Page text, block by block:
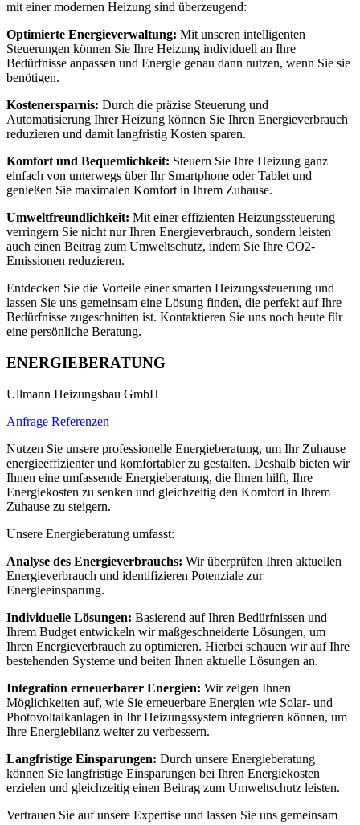
mit einer modernen Heizung sind überzeugend:
Optimierte Energieverwaltung: Mit unseren intelligenten
Steuerungen können Sie Ihre Heizung individuell an Ihre
Bedürfnisse anpassen und Energie genau dann nutzen, wenn Sie sie
benötigen.
Kostenersparnis: Durch die präzise Steuerung und
Automatisierung Ihrer Heizung können Sie Ihren Energieverbrauch
reduzieren und damit langfristig Kosten sparen.
Komfort und Bequemlichkeit: Steuern Sie Ihre Heizung ganz
einfach von unterwegs über Ihr Smartphone oder Tablet und
genießen Sie maximalen Komfort in Ihrem Zuhause.
Umweltfreundlichkeit: Mit einer effizienten Heizungssteuerung
verringern Sie nicht nur Ihren Energieverbrauch, sondern leisten
auch einen Beitrag zum Umweltschutz, indem Sie Ihre CO2-
Emissionen reduzieren.
Entdecken Sie die Vorteile einer smarten Heizungssteuerung und
lassen Sie uns gemeinsam eine Lösung finden, die perfekt auf Ihre
Bedürfnisse zugeschnitten ist. Kontaktieren Sie uns noch heute für
eine persönliche Beratung.
ENERGIEBERATUNG
Ullmann Heizungsbau GmbH
Anfrage Referenzen
Nutzen Sie unsere professionelle Energieberatung, um Ihr Zuhause
energieeffizienter und komfortabler zu gestalten. Deshalb bieten wir
Ihnen eine umfassende Energieberatung, die Ihnen hilft, Ihre
Energiekosten zu senken und gleichzeitig den Komfort in Ihrem
Zuhause zu steigern.
Unsere Energieberatung umfasst:
Analyse des Energieverbrauchs: Wir überprüfen Ihren aktuellen
Energieverbrauch und identifizieren Potenziale zur
Energieeinsparung.
Individuelle Lösungen: Basierend auf Ihren Bedürfnissen und
Ihrem Budget entwickeln wir maßgeschneiderte Lösungen, um
Ihren Energieverbrauch zu optimieren. Hierbei schauen wir auf Ihre
bestehenden Systeme und beiten Ihnen aktuelle Lösungen an.
Integration erneuerbarer Energien: Wir zeigen Ihnen
Möglichkeiten auf, wie Sie erneuerbare Energien wie Solar- und
Photovoltaikanlagen in Ihr Heizungssystem integrieren können, um
Ihre Energiebilanz weiter zu verbessern.
Langfristige Einsparungen: Durch unsere Energieberatung
können Sie langfristige Einsparungen bei Ihren Energiekosten
erzielen und gleichzeitig einen Beitrag zum Umweltschutz leisten.
Vertrauen Sie auf unsere Expertise und lassen Sie uns gemeinsam